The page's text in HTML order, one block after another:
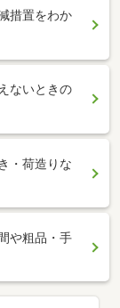
措置をわか
ないときの
・荷造りな
や粗品・手